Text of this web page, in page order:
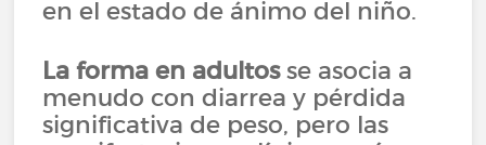
en el estado de ánimo del niño.
La forma en adultosse asocia a
menudo con diarrea y pérdida
significativa de peso, pero las